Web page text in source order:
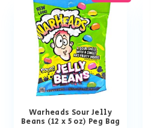
Warheads Sour Jelly
Beans (12 x 5 oz) Peg Bag